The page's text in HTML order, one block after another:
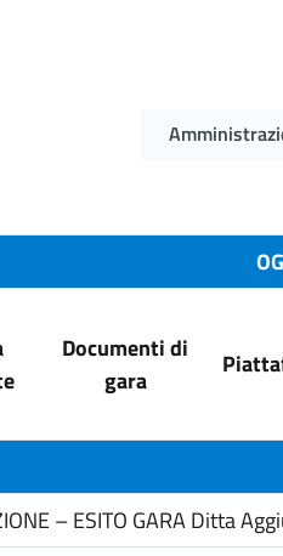
Documenti di
gara
– ESITO GARA Ditta